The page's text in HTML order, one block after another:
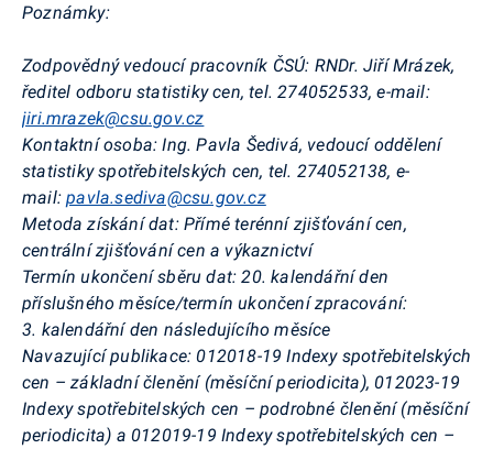
Poznámky:
Zodpovědný vedoucí pracovník ČSÚ: RNDr. Jiří Mrázek,
ředitel odboru statistiky cen, tel. 274052533, e-mail:
jiri.mrazek@csu.gov.cz
Kontaktní osoba: Ing. Pavla Šedivá, vedoucí oddělení
statistiky spotřebitelských cen, tel. 274052138, e-
mail:pavla.sediva@csu.gov.cz
Metoda získání dat: Přímé terénní zjišťování cen,
centrální zjišťování cen a výkaznictví
Termín ukončení sběru dat:20. kalendářní den
příslušného měsíce/termín ukončení zpracování:
3. kalendářní den následujícího měsíce
Navazující publikace:012018-19 Indexy spotřebitelských
cen – základní členění (měsíční periodicita), 012023-19
Indexy spotřebitelských cen – podrobné členění (měsíční
periodicita) a 012019-19 Indexy spotřebitelských cen –